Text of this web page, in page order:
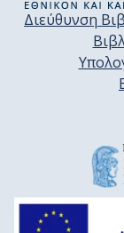
Διεύθυνση